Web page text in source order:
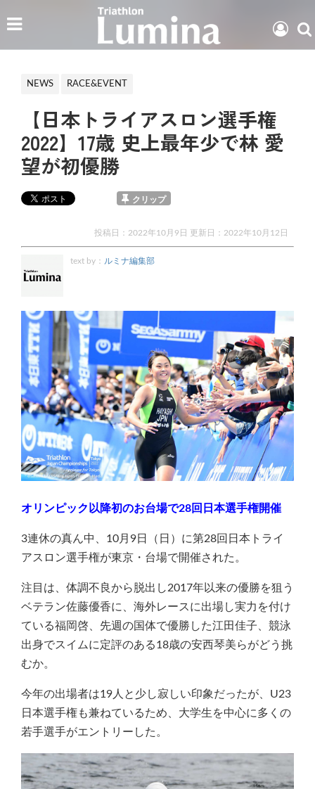
NEWS RACE&EVENT
【日本トライアスロン選手権
2022】17歳 史上最年少で林 愛
望が初優勝
クリップ
投稿日：2022年10月9日 更新日： 2022年10月12日
text by： ルミナ編集部
オリンピック以降初のお台場で28回日本選手権開催
3連休の真ん中、10月9日（日）に第28回日本トライ
アスロン選手権が東京・台場で開催された。
注目は、体調不良から脱出し2017年以来の優勝を狙う
ベテラン佐藤優香に、海外レースに出場し実力を付け
ている福岡啓、先週の国体で優勝した江田佳子、競泳
出身でスイムに定評のある18歳の安西琴美らがどう挑
むか。
今年の出場者は19人と少し寂しい印象だったが、U23
日本選手権も兼ねているため、大学生を中心に多くの
若手選手がエントリーした。